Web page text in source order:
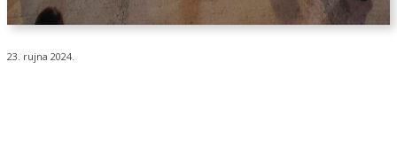
23. rujna 2024.